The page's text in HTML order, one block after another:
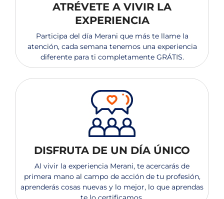
ATRÉVETE A VIVIR LA
EXPERIENCIA
Participa del día Merani que más te llame la
atención, cada semana tenemos una experiencia
diferente para ti completamente GRÁTIS​.
DISFRUTA DE UN DÍA ÚNICO
Al vivir la experiencia Merani, te acercarás de
primera mano al campo de acción de tu profesión,
aprenderás cosas nuevas y lo mejor, lo que aprendas